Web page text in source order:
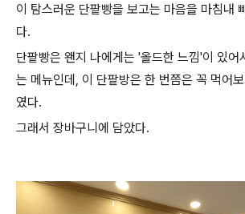
이 탐스러운 단팥빵을 보고는 마음을 마침내
다.
단팥빵은 왠지 나에게는 '올드한 느낌'이 있어
는 메뉴인데, 이 단팥방은 한 번쯤은 꼭 먹어
였다.
그래서 장바구니에 담았다.